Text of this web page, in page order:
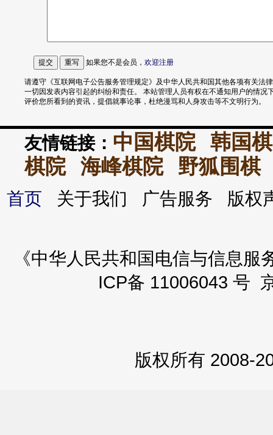
如果您不是会员， 欢迎注册
请遵守《互联网电子公告服务管理规定》及中华人民共和国其他各项有关法
一切因发表内容引起的纠纷和责任。 本站管理人员有权在不通知用户的情况
评价您所看到的资讯，提倡就事论事，杜绝漫骂和人身攻击等不文明行为。
友情链接： 中国棋院
韩国
棋院
海峰棋院 野狐围棋
首页 关于我们 广告服务 版
《中华人民共和国电信与信息
ICP备 11006043 号
版权所有 2008-